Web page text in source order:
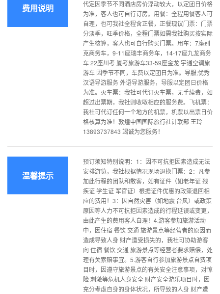
费用说明
代定因季节不同酒店房价浮动较大，以定团日价格
为准，客人也可自行订房。用餐：全程用餐客人可
自理，也可我社全程含正餐，正餐现议门票：门票
分淡季，旺季价格，全程门票如需我社购买按实际
产生核算，客人也可自行购买门票。用车：7座别
克商务车，9-11座瑞丰商务车，14-17座九龙商务
车 22座川考 厦考旅游车33-59座金龙 宇通空调旅
游车 因季节不同，车费以定团日为准。导服;优秀
汉语导游服务 外语导游服务，导服以定团日价格
为准。火车票：我社可代订火车票，无手续费，如
超过出票期，我社则收取相应的服务费。飞机票：
我社可代订任何一个地方的机票，机票以出票日价
格核算为准！敦煌中国国际旅行社计联部 王玲
13893737843 竭诚为您服务！
温馨提示
预订须知特别说明：1：因不可抗拒因素造成无法
安排游览，我社根据情况现场退换门票：2：凡参
加此行程的团队和散客，如有证件（如老年证 残
疾证 学生证 军官证）根据证件优惠的政策退回相
应的费用！3：因自然灾害（如地震 台风）或政策
原因等人力不可抗拒因素造成的行程延误或变更，
由此产生的费用客人自理！4.游客参加旅游活动
中，因住宿 餐饮 交通 旅游景点等经营者的原因而
造成导致人身 财产遭受损失的，我社可协助游客
向 住宿 餐饮 交通 旅游景点等经营者要求赔偿，处
理有关索赔事宜。5.游客自行参加旅游景点自费项
目时，因遵守旅游景点的有关安全注意事项，对惊
险 刺激等危机人身安全 财产安全游乐项目时，因
充分考虑自身的身体状况，所导致的人身 财产遭